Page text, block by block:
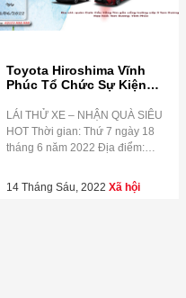
Toyota Hiroshima Vĩnh
Phúc Tổ Chức Sự Kiện
Khủng
LÁI THỬ XE – NHẬN QUÀ SIÊU
HOT Thời gian: Thứ 7 ngày 18
tháng 6 năm 2022 Địa điểm:
cổng trường cấp 3 Tam Dương.
Hợp Hoà- Tam Dương- Vĩnh
14 Tháng Sáu, 2022 Xã hội